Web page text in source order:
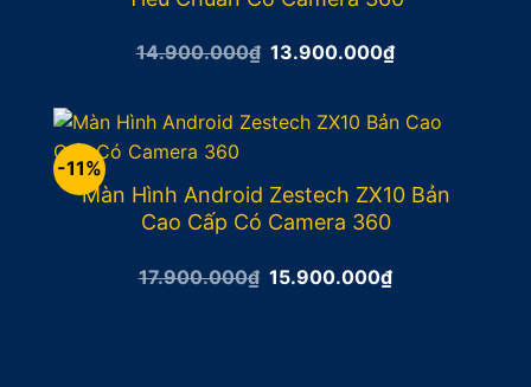
14.900.000₫ Giá
14.900.000₫.
13.900.000₫Giá
13.900.000₫.
-11%
Màn Hình Android Zestech ZX10 Bản
Cao Cấp Có Camera 360
17.900.000₫ Giá
15.900.000₫Giá